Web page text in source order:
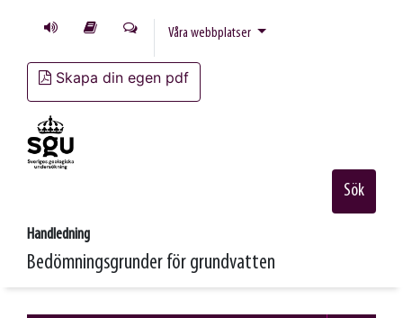
Våra webbplatser
Skapa din egen pdf
Handledning
Bedömningsgrunder för grundvatten
Sök